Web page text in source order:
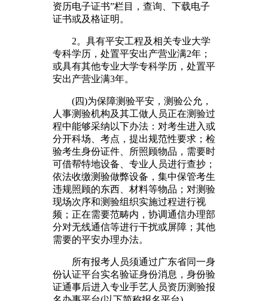
资历电子证书”栏目，查询、下载电子
证书或及格证明。
2。具有平安工程及相关专业大学
专科学历，处置平安出产营业满2年；
或具有其他专业大学专科学历，处置平
安出产营业满3年。
(四)为保障测验平安，测验公允，
人事测验机构及其工做人员正在测验过
程中能够采纳以下办法：对考生进入或
分开科场、考点，提出规范性要求；检
验考生身份证件、所照顾物品，需要时
可借帮特地设备、专业人员进行查抄；
依法收缴测验做弊设备，集中保管考生
违规照顾的东西、材料等物品；对测验
现场次序和测验组织实施过程进行视
频；正在需要范畴内，协调通信办理部
分对无线通信等进行干扰或屏障；其他
需要的平安办理办法。
所有报考人员须通过广东省同一身
份认证平台实名验证身份消息，身份验
证通事后进入专业手艺人员资历测验报